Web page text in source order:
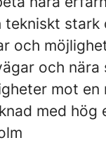
tekniskt stark
och
och nära
mot en
med hög